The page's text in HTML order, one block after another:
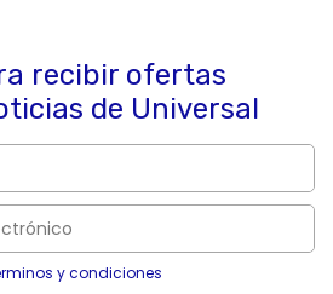
recibir ofertas
de Universal
y condiciones
5 .
licuadora
6.
ollas
8.
9.
caldero